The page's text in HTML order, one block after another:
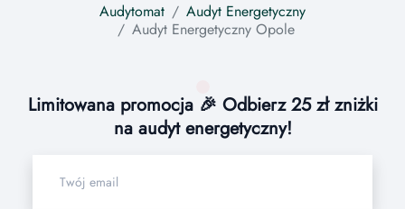
Audytomat
Audyt Energetyczny
Audyt Energetyczny Opole
Limitowana promocja 🎉 Odbierz 25 zł zniżki
na audyt energetyczny!